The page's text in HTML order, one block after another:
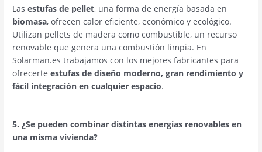
Lasestufas de pellet, una forma de energía basada en
biomasa, ofrecen calor eficiente, económico y ecológico.
Utilizan pellets de madera como combustible, un recurso
renovable que genera una combustión limpia. En
Solarman.es trabajamos con los mejores fabricantes para
ofrecerteestufas de diseño moderno, gran rendimiento y
fácil integración en cualquier espacio.
5. ¿Se pueden combinar distintas energías renovables en
una misma vivienda?